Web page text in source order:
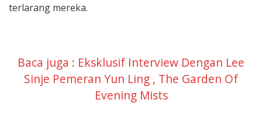
terlarang mereka.
Baca juga : Eksklusif Interview Dengan Lee
Sinje Pemeran Yun Ling , The Garden Of
Evening Mists